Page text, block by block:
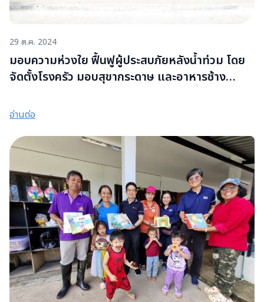
29 ต.ค. 2024
มอบความห่วงใย ฟื้นฟูผู้ประสบภัยหลังน้ำท่วม โดย
จัดตั้งโรงครัว มอบสุขากระดาษ และอาหารช้าง
พร้อมหนังสือ ในเดือนตุลาคม
อ่านต่อ